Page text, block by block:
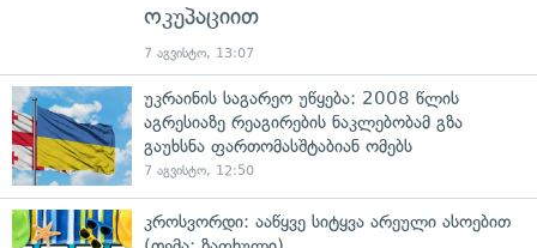
ოკუპაციით
7 აგვისტო, 13:07
უკრაინის საგარეო უწყება: 2008 წლის
აგრესიაზე რეაგირების ნაკლებობამ გზა
გაუხსნა ფართომასშტაბიან ომებს
7 აგვისტო, 12:50
კროსვორდი: ააწყვე სიტყვა არეული ასოებით